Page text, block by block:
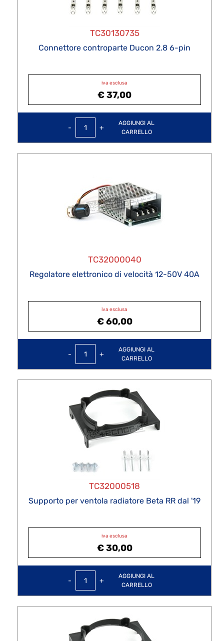
TC30130735
Connettore controparte Ducon 2.8 6-pin
iva esclusa
€ 37,00
QuantitàAGGIUNGI AL
CARRELLO
TC32000040
Regolatore elettronico di velocità 12-50V 40A
iva esclusa
€ 60,00
QuantitàAGGIUNGI AL
CARRELLO
TC32000518
Supporto per ventola radiatore Beta RR dal '19
iva esclusa
€ 30,00
QuantitàAGGIUNGI AL
CARRELLO